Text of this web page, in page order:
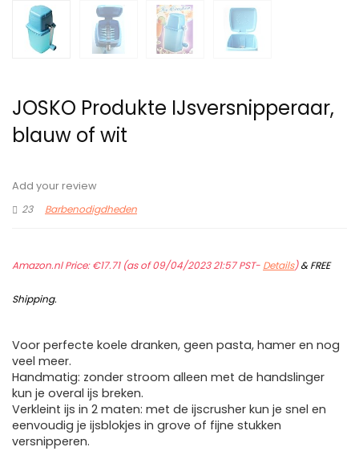
JOSKO Produkte IJsversnipperaar,
blauw of wit
Add your review
23
Barbenodigdheden
Amazon.nl Price:€17.71(as of 09/04/2023 21:57 PST- Details)&FREE
Shipping.
Voor perfecte koele dranken, geen pasta, hamer en nog
veel meer.
Handmatig: zonder stroom alleen met de handslinger
kun je overal ijs breken.
Verkleint ijs in 2 maten: met de ijscrusher kun je snel en
eenvoudig je ijsblokjes in grove of fijne stukken
versnipperen.